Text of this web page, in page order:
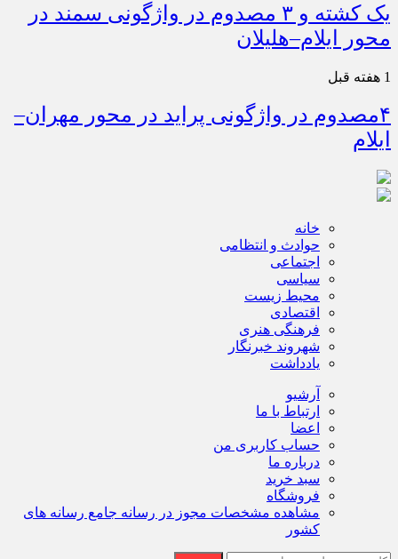
یک کشته و ۳ مصدوم در واژگونی سمند در
محور ایلام–هلیلان
1 هفته قبل
۴مصدوم در واژگونی پراید در محور مهران–
ایلام
خانه
حوادث و انتظامی
اجتماعی
سیاسی
محیط زیست
اقتصادی
فرهنگی هنری
شهروند خبرنگار
یادداشت
آرشیو
ارتباط با ما
اعضا
حساب کاربری من
درباره ما
سبد خرید
فروشگاه
مشاهده مشخصات مجوز در رسانه جامع رسانه های
کشور